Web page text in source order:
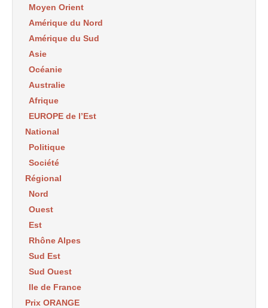
Moyen Orient
Amérique du Nord
Amérique du Sud
Asie
Océanie
Australie
Afrique
EUROPE de l’Est
National
Politique
Société
Régional
Nord
Ouest
Est
Rhône Alpes
Sud Est
Sud Ouest
Ile de France
Prix ORANGE